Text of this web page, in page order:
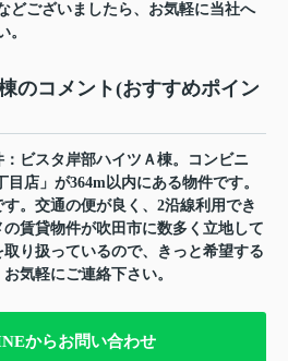
どございましたら、お気軽に当社へ
。
のコメント(おすすめポイン
ビスタ岸部ハイツＡ棟。コンビニ
目店」が364m以内にある物件です。
。交通の便が良く、2沿線利用でき
賃貸物件が吹田市に数多く立地して
り扱っているので、きっと希望する
気軽にご連絡下さい。
からお問い合わせ